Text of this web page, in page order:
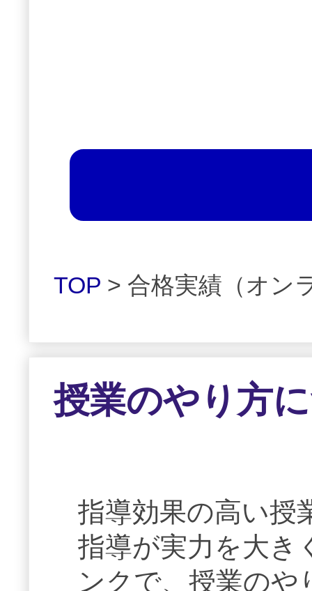
TOP > 合格実績（オン
授業のやり方
指導効果の高い授
指導が実力を大き
ンクで、授業の